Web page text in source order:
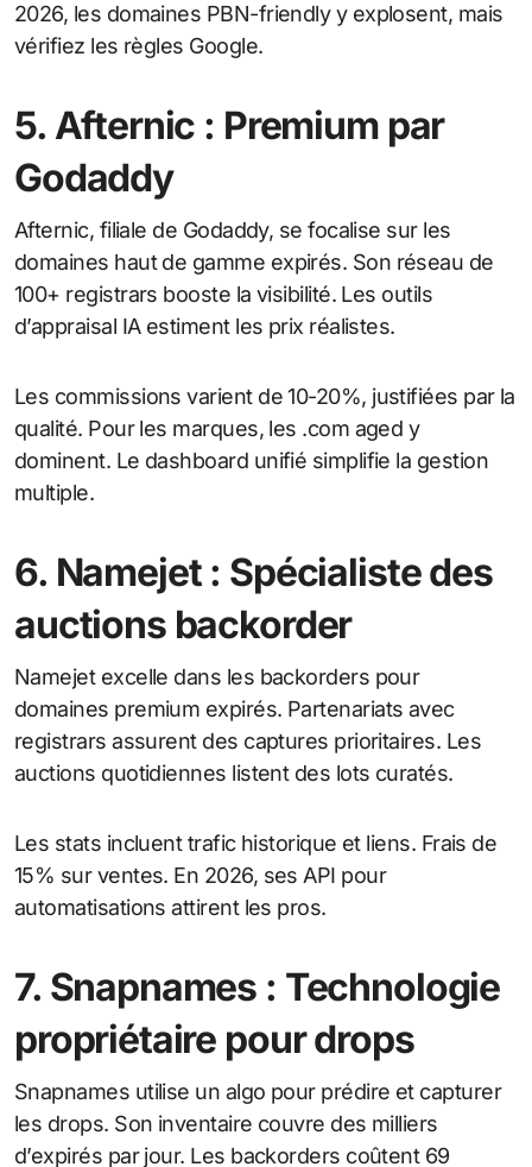
2026, les domaines PBN-friendly y explosent, mais
vérifiez les règles Google.
5. Afternic : Premium par
Godaddy
Afternic, filiale de Godaddy, se focalise sur les
domaines haut de gamme expirés. Son réseau de
100+ registrars booste la visibilité. Les outils
d’appraisal IA estiment les prix réalistes.
Les commissions varient de 10-20%, justifiées par la
qualité. Pour les marques, les .com aged y
dominent. Le dashboard unifié simplifie la gestion
multiple.
6. Namejet : Spécialiste des
auctions backorder
Namejet excelle dans les backorders pour
domaines premium expirés. Partenariats avec
registrars assurent des captures prioritaires. Les
auctions quotidiennes listent des lots curatés.
Les stats incluent trafic historique et liens. Frais de
15% sur ventes. En 2026, ses API pour
automatisations attirent les pros.
7. Snapnames : Technologie
propriétaire pour drops
Snapnames utilise un algo pour prédire et capturer
les drops. Son inventaire couvre des milliers
d’expirés par jour. Les backorders coûtent 69